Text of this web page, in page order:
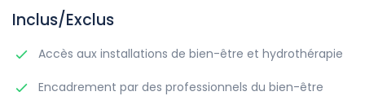
Inclus/Exclus
Accès aux installations de bien-être et hydrothérapie
Encadrement par des professionnels du bien-être